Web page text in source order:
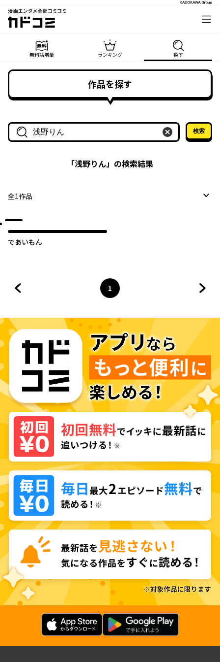
漫画エンタメ全部コミコミ
カドコミ
無料話増量 ランキング 探す
作品を探す
作品名・作家名で探す
検索
「浅野りん」の検索結果
全1作品
であいもん
ページ
1
へ